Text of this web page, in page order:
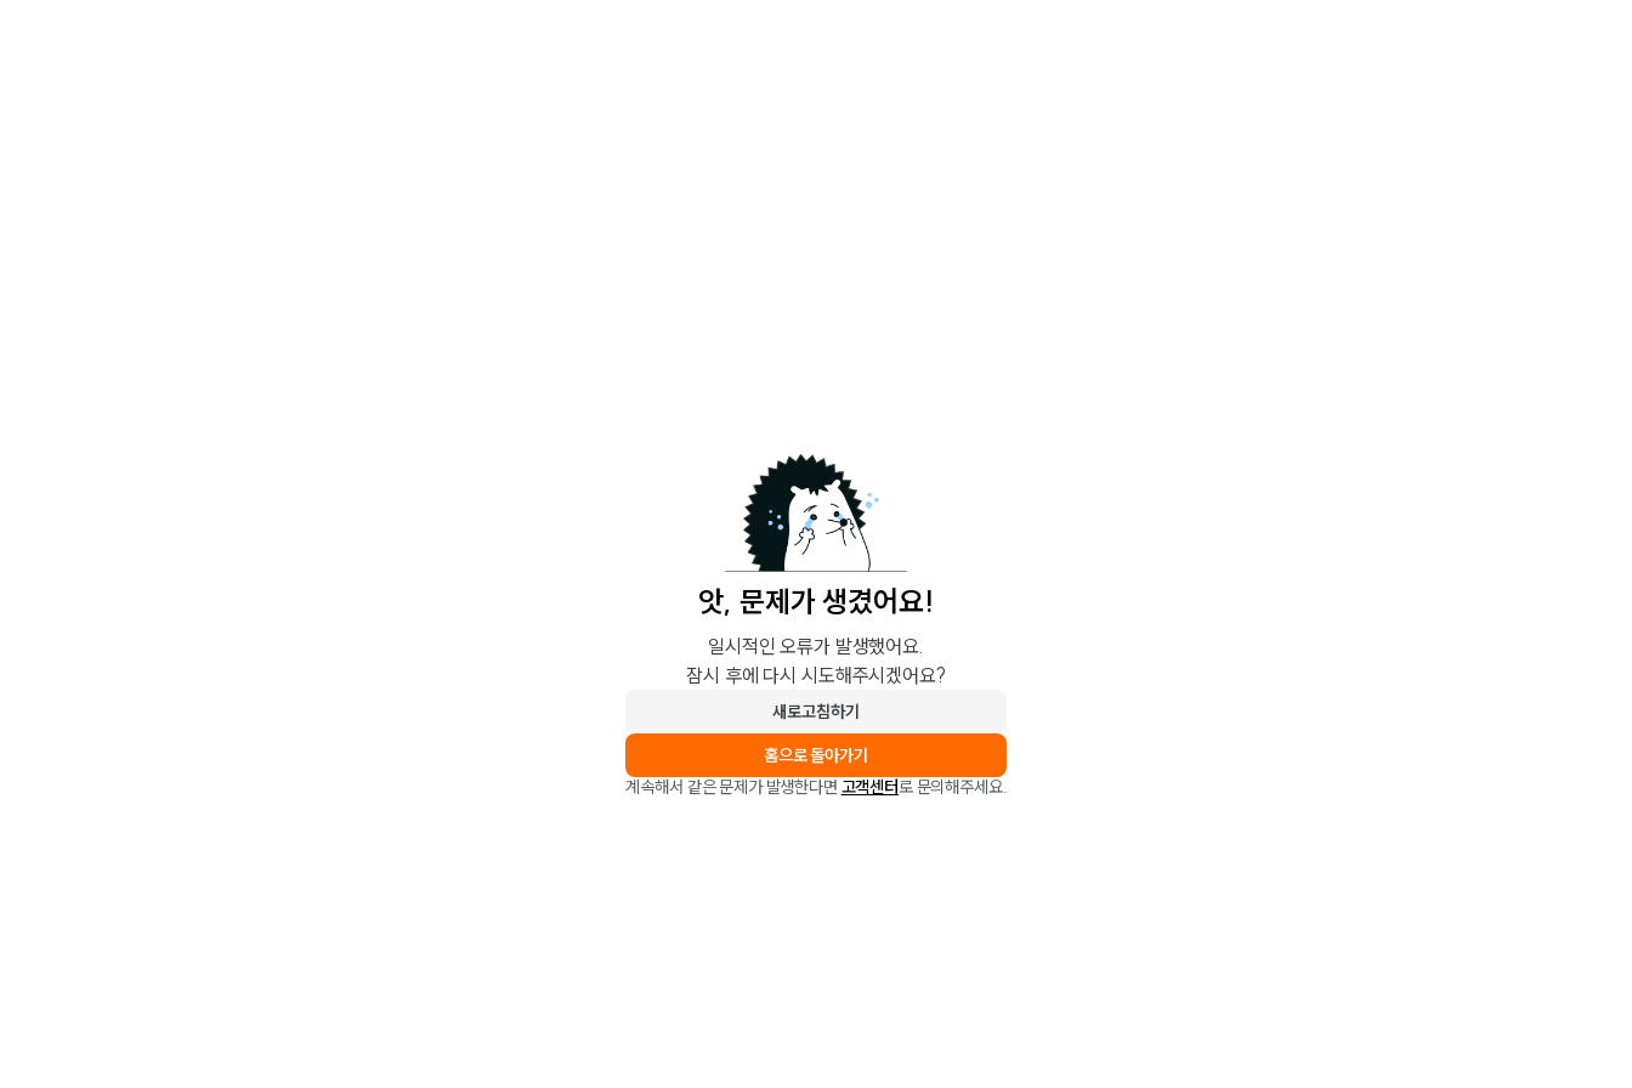
앗, 문제가 생겼어요!
일시적인 오류가 발생했어요.
잠시 후에 다시 시도해주시겠어요?
새로고침하기
홈으로 돌아가기
계속해서 같은 문제가 발생한다면 고객센터로 문의해주세요.